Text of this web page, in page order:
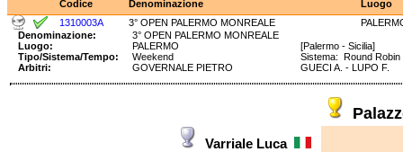
Codice Denominazione
Luogo
1310003A
3° OPEN PALERMO MONREALE
Denominazione:
3° OPEN PALERMO MONREALE
Luogo:
PALERMO
[Palermo - Sicilia]
Tipo/Sistema/Tempo:
Weekend
Sistema: Round
Arbitri:
GOVERNALE PIETRO GUECI A. - LUPO F.
Varriale Luca